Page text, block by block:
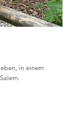
in einem